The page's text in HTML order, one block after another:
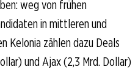
weg von frühen
in mittleren und
Kelonia zählen dazu Deals
und Ajax (2,3 Mrd. Dollar)